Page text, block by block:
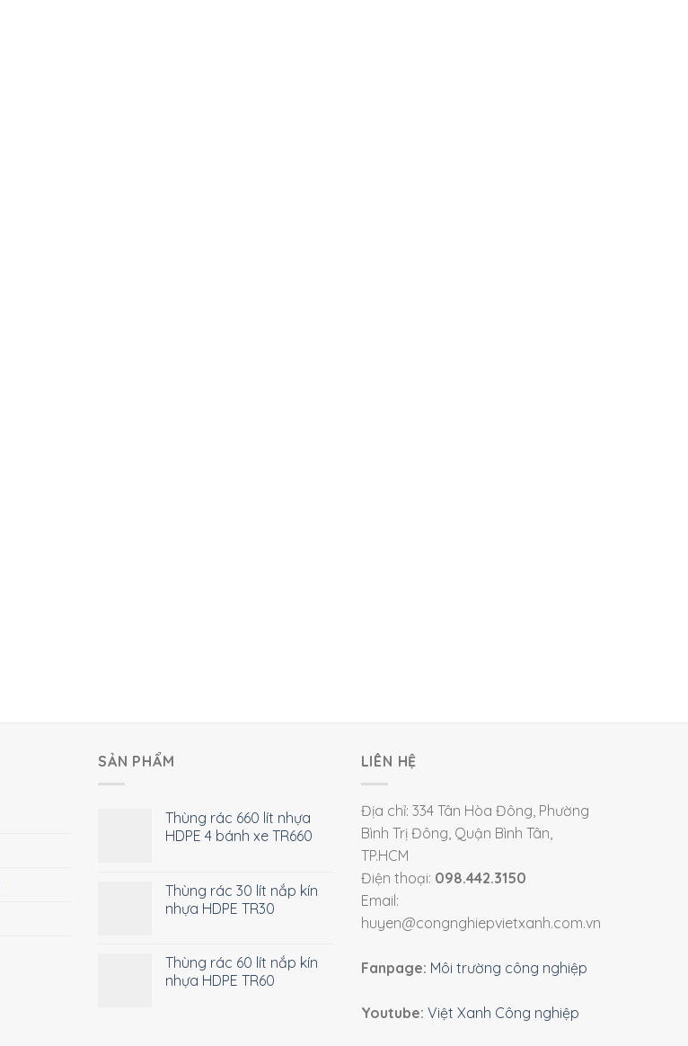
SẢN PHẨM
Thùng rác 660 lít nhựa
HDPE 4 bánh xe TR660
Thùng rác 30 lít nắp kín
nhựa HDPE TR30
Thùng rác 60 lít nắp kín
nhựa HDPE TR60
LIÊN HỆ
Địa chỉ: 334 Tân Hòa Đông, Phường
Bình Trị Đông, Quận Bình Tân,
TP.HCM
Điện thoại: 098.442.3150
Email:
huyen@congnghiepvietxanh.com.vn
Fanpage: Môi trường công nghiệp
Youtube: Việt Xanh Công nghiệp